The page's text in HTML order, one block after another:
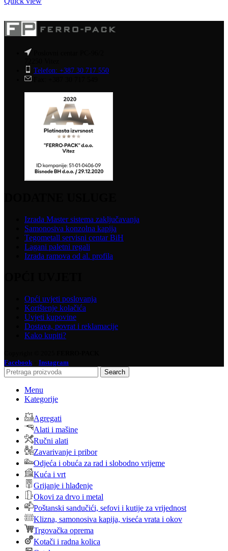
Telefon: +387 30 717 550
Izrada Master sistema zaključavanja
Samonosiva konzolna kapija
Tegometall servisni centar BiH
Lagani paletni regali
Izrada ramova od al. profila
Opći uvjeti poslovanja
Korištenje kolačića
Uvjeti kupovine
Dostava, povrat i reklamacije
Kako kupiti?
Facebook
Instagram
Search
Menu
Kategorije
Agregati
Alati i mašine
Ručni alati
Zavarivanje i pribor
Odjeća i obuća za rad i slobodno vrijeme
Kuća i vrt
Grijanje i hlađenje
Okovi za drvo i metal
Poštanski sandučići, sefovi i kutije za vrijednost
Klizna, samonosiva kapija, viseća vrata i okov
Trgovačka oprema
Kotači i radna kolica